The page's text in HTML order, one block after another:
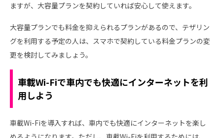
ますが、大容量プランを契約していれば安心して使えます。
大容量プランでも料金を抑えられるプランがあるので、テザリン
グを利用する予定の人は、スマホで契約している料金プランの変
更を検討してみましょう。
車載Wi-Fiで車内でも快適にインターネットを利
用しよう
車載Wi-Fiを導入すれば、車内でも快適にインターネットを楽し